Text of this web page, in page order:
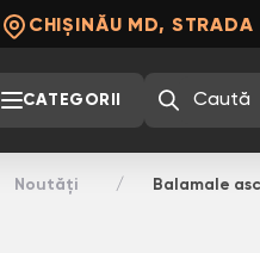
CHIȘINĂU MD, STRADA
CATEGORII
Noutăți Balamale